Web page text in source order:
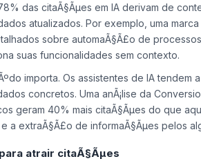
das citaÃ§Ãµes em IA derivam de
atualizados. Por exemplo, uma
sobre automaÃ§Ã£o de
suas funcionalidades sem contexto.
importa. Os assistentes de IA tendem
concretos. Uma anÃ¡lise da
geram 40% mais citaÃ§Ãµes do que
a extraÃ§Ã£o de informaÃ§Ãµes pelos
atrair citaÃ§Ãµes